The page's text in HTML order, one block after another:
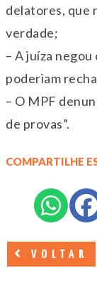
delatores, que
verdade;
– A juíza
poderiam
– O MPF
de provas”.
COMPARTILHE
VOLTAR